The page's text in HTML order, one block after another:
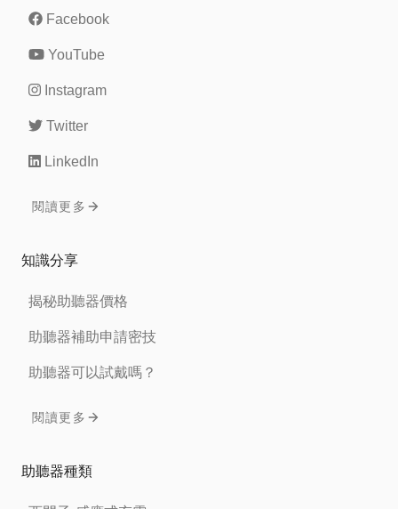
Facebook
YouTube
Instagram
Twitter
LinkedIn
閱讀更多
知識分享
揭秘助聽器價格
助聽器補助申請密技
助聽器可以試戴嗎？
閱讀更多
助聽器種類